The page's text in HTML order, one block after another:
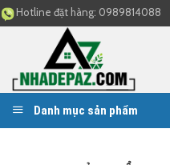
Hotline đặt hàng: 0989814088
Danh mục sản phẩm